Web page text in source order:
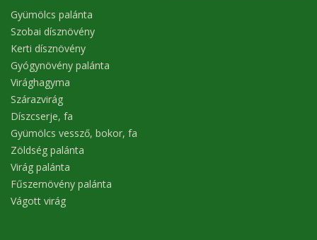
Gyümölcs palánta
Szobai dísznövény
Kerti dísznövény
Gyógynövény palánta
Virághagyma
Szárazvirág
Díszcserje, fa
Gyümölcs vessző, bokor, fa
Zöldség palánta
Virág palánta
Fűszernövény palánta
Vágott virág